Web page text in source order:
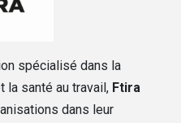
spécialisé dans la
la santé au travail, Ftira
dans leur